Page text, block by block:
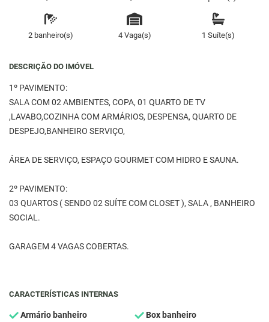
2 banheiro(s) 4 Vaga(s) 1 Suíte(s)
DESCRIÇÃO DO IMÓVEL
1º PAVIMENTO:
SALA COM 02 AMBIENTES, COPA, 01 QUARTO DE TV
,LAVABO,COZINHA COM ARMÁRIOS, DESPENSA, QUARTO DE
DESPEJO,BANHEIRO SERVIÇO,
ÁREA DE SERVIÇO, ESPAÇO GOURMET COM HIDRO E SAUNA.
2º PAVIMENTO:
03 QUARTOS ( SENDO 02 SUÍTE COM CLOSET ), SALA , BANHEIRO
SOCIAL.
GARAGEM 4 VAGAS COBERTAS.
CARACTERÍSTICAS INTERNAS
Armário banheiro Box banheiro